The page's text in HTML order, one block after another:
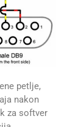
petlje,
nakon
za softver